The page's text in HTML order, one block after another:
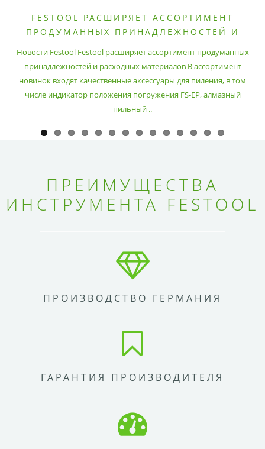
FESTOOL РАСШИРЯЕТ АССОРТИМЕНТ
ПРОДУМАННЫХ ПРИНАДЛЕЖНОСТЕЙ И
Новости Festool Festool расширяет ассортимент продуманных
принадлежностей и расходных материалов В ассортимент
новинок входят качественные аксессуары для пиления, в том
числе индикатор положения погружения FS-EP, алмазный
пильный ..
ПРЕИМУЩЕСТВА
ИНСТРУМЕНТА FESTOOL
ПРОИЗВОДСТВО ГЕРМАНИЯ
ГАРАНТИЯ ПРОИЗВОДИТЕЛЯ